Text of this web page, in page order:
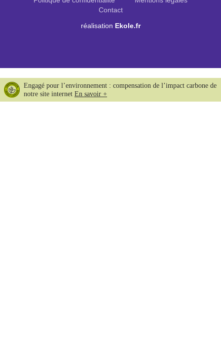
Contact
réalisation Ekole.fr
Engagé pour l’environnement : compensation de l’impact carbone de
notre site internet En savoir +